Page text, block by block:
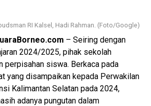
RI Kalsel, Hadi Rahman. (Foto/Google)
– Seiring dengan
2024/2025, pihak sekolah
perpisahan siswa. Berkaca pada
yang disampaikan kepada Perwakilan
Kalimantan Selatan pada 2024,
adanya pungutan dalam